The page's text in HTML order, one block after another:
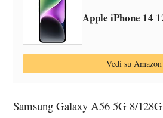
Apple iPhone 14
Vedi su Amazon
Samsung Galaxy A56 5G 8/